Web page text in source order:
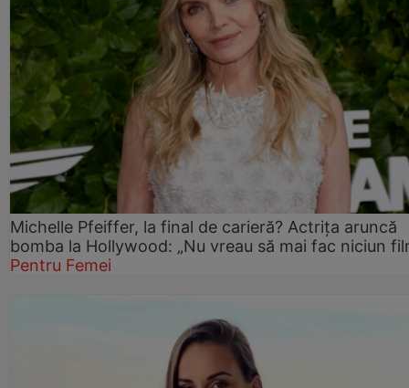
Michelle Pfeiffer, la final de carieră? Actrița aruncă
bomba la Hollywood: „Nu vreau să mai fac niciun
Pentru Femei